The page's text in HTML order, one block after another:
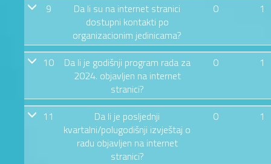
9
Da li su na internet stranici
dostupni kontakti po
organizacionim jedinicama?
0 1
10
Da li je godišnji program rada za
2024. objavljen na internet
stranici?
0 1
11
Da li je posljednji
kvartalni/polugodišnji izvještaj o
radu objavljen na internet
stranici?
0 1